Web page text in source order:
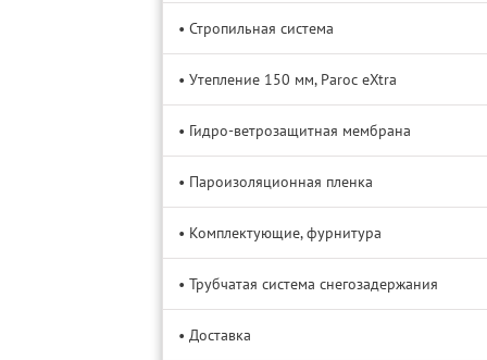
• Стропильная система
• Утепление 150 мм, Paroc eXtra
• Гидро-ветрозащитная мембрана
• Пароизоляционная пленка
• Комплектующие, фурнитура
• Трубчатая система снегозадержания
• Доставка